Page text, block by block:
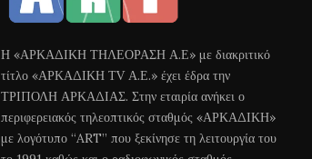
Η «ΑΡΚΑΔΙΚΗ ΤΗΛΕΟΡΑΣΗ Α.Ε» με διακριτικό
τίτλο «ΑΡΚΑΔΙΚΗ ΤV Α.Ε.» έχει έδρα την
ΤΡΙΠΟΛΗ ΑΡΚΑΔΙΑΣ. Στην εταιρία ανήκει ο
περιφερειακός τηλεοπτικός σταθμός «ΑΡΚΑΔΙΚΗ»
με λογότυπο “ART” που ξεκίνησε τη λειτουργία του